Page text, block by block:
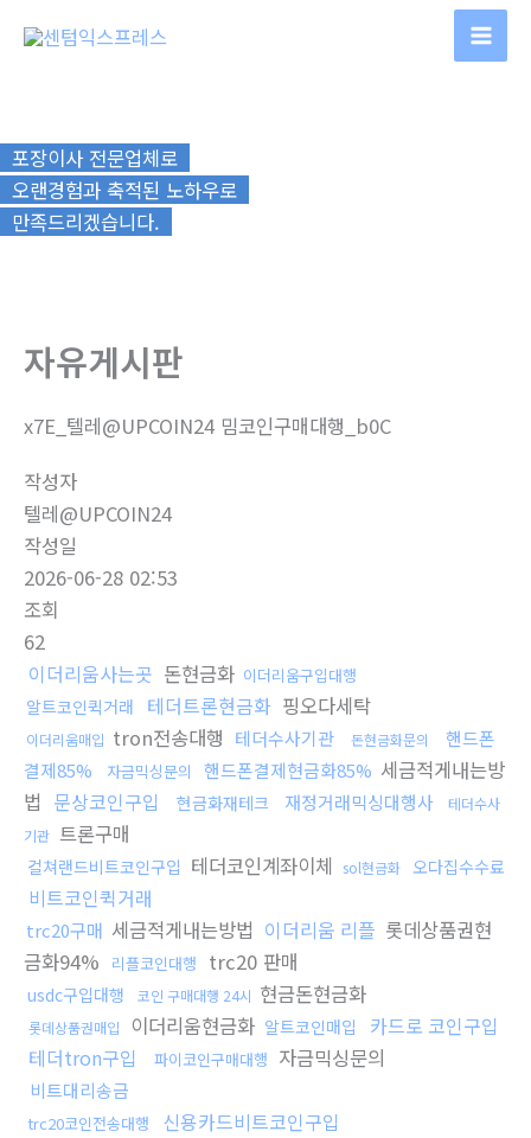
건
너
뛰
기
포장이사 전문업체로
오랜경험과 축적된 노하우로
만족드리겠습니다.
자유게시판
x7E_텔레@UPCOIN24 밈코인구매대행_b0C
작성자
텔레@UPCOIN24
작성일
2026-06-28 02:53
조회
62
이더리움사는곳 돈현금화 이더리움구입대행
알트코인퀵거래 테더트론현금화 핑오다세탁
이더리움매입 tron전송대행 테더수사기관 돈현금화문의
핸드폰
결제85%
자금믹싱문의 핸드폰결제현금화85% 세금적게내는방
법 문상코인구입 현금화재테크 재정거래믹싱대행사
테더수사
기관 트론구매
컬쳐랜드비트코인구입 테더코인계좌이체 sol현금화 오다집수수료
비트코인퀵거래
trc20구매 세금적게내는방법 이더리움 리플 롯데상품권현
금화94%
리플코인대행 trc20 판매
usdc구입대행 코인 구매대행 24시 현금돈현금화
롯데상품권매입 이더리움현금화 알트코인매입
카드로 코인구입
테더tron구입
파이코인구매대행 자금믹싱문의
비트대리송금
trc20코인전송대행
신용카드비트코인구입